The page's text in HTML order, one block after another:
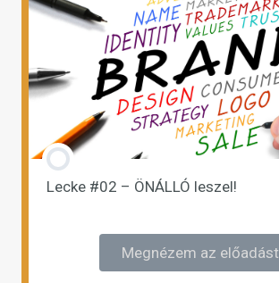
Lecke #02 – ÖNÁLLÓ leszel!
Megnézem az előadást